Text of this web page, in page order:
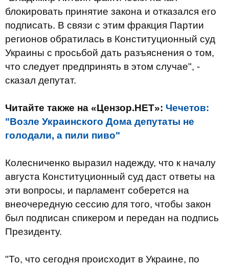
блокировать принятие закона и отказался его
подписать. В связи с этим фракция Партии
регионов обратилась в Конституционный суд
Украины с просьбой дать разъяснения о том,
что следует предпринять в этом случае", -
сказал депутат.
Читайте также на «Цензор.НЕТ»: Чечетов:
"Возле Украинского Дома депутаты не
голодали, а пили пиво"
Колесниченко выразил надежду, что к началу
августа Конституционный суд даст ответы на
эти вопросы, и парламент соберется на
внеочередную сессию для того, чтобы закон
был подписан спикером и передан на подпись
Президенту.
"То, что сегодня происходит в Украине, по